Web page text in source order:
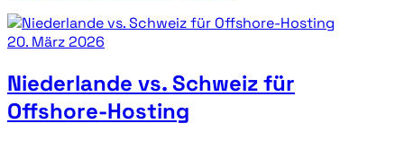
20. März 2026
Niederlande vs. Schweiz für
Offshore-Hosting